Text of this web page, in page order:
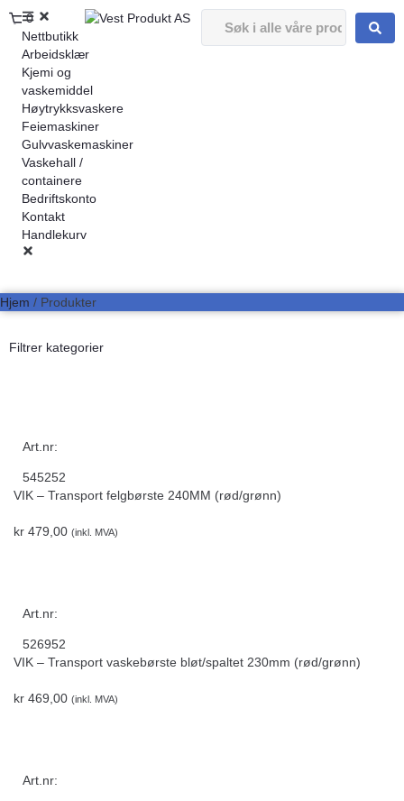
0
Nettbutikk
Arbeidsklær
Kjemi og
vaskemiddel
Høytrykksvaskere
Feiemaskiner
Gulvvaskemaskiner
Vaskehall /
containere
Bedriftskonto
Kontakt
Handlekurv
Hjem / Produkter
Filtrer kategorier
Art.nr:
545252
VIK – Transport felgbørste 240MM (rød/grønn)
kr 479,00 (inkl. MVA)
Art.nr:
526952
VIK – Transport vaskebørste bløt/spaltet 230mm (rød/grønn)
kr 469,00 (inkl. MVA)
Art.nr: